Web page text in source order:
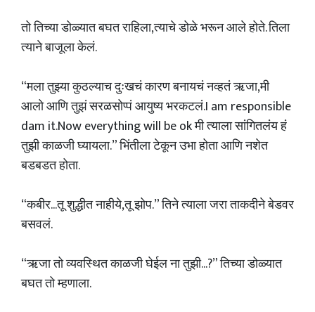
तो तिच्या डोळ्यात बघत राहिला,त्याचे डोळे भरून आले होते. तिला
त्याने बाजूला केलं.
“मला तुझ्या कुठल्याच दुःखचं कारण बनायचं नव्हतं ऋजा,मी
आलो आणि तुझं सरळसोप्पं आयुष्य भरकटलं.I am responsible
dam it.Now everything will be ok मी त्याला सांगितलंय हं
तुझी काळजी घ्यायला.” भिंतीला टेकून उभा होता आणि नशेत
बडबडत होता.
“कबीर...तू शुद्धीत नाहीये,तू झोप.” तिने त्याला जरा ताकदीने बेडवर
बसवलं.
“ऋजा तो व्यवस्थित काळजी घेईल ना तुझी...?” तिच्या डोळ्यात
बघत तो म्हणाला.